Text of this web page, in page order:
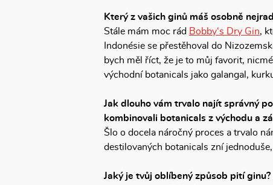
Který z vašich ginů máš osobně
Stále mám moc rád Bobby‘s Dry Gin,
Indonésie se přestěhoval do
bych měl říct, že je to můj favorit,
východní botanicals jako galangal,
Jak dlouho vám trvalo najít správný
kombinovali botanicals z východu a
Šlo o docela náročný proces a trvalo
destilovaných botanicals zní
Jaký je tvůj oblíbený způsob pití